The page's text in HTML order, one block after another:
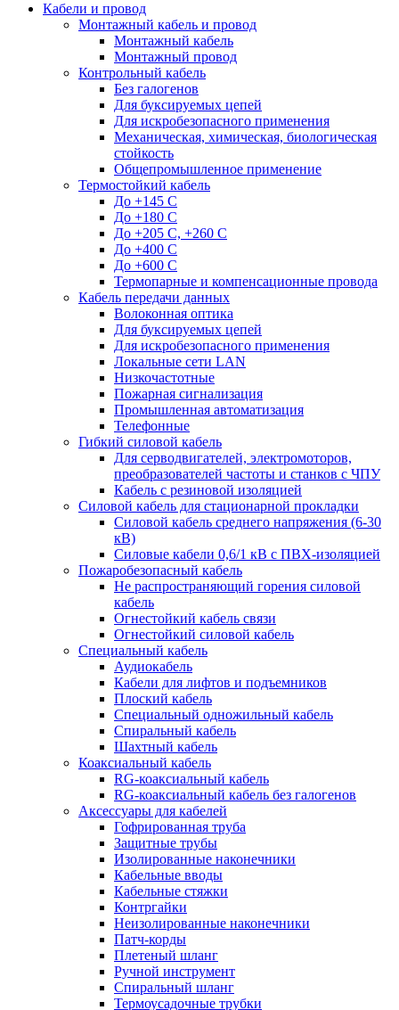
Кабели и провод
Монтажный кабель и провод
Монтажный кабель
Монтажный провод
Контрольный кабель
Без галогенов
Для буксируемых цепей
Для искробезопасного применения
Механическая, химическая, биологическая
стойкость
Общепромышленное применение
Термостойкий кабель
До +145 С
До +180 C
До +205 С, +260 С
До +400 C
До +600 С
Термопарные и компенсационные провода
Кабель передачи данных
Волоконная оптика
Для буксируемых цепей
Для искробезопасного применения
Локальные сети LAN
Низкочастотные
Пожарная сигнализация
Промышленная автоматизация
Телефонные
Гибкий силовой кабель
Для серводвигателей, электромоторов,
преобразователей частоты и станков с ЧПУ
Кабель с резиновой изоляцией
Силовой кабель для стационарной прокладки
Силовой кабель среднего напряжения (6-30
кВ)
Силовые кабели 0,6/1 кВ с ПВХ-изоляцией
Пожаробезопасный кабель
Не распространяющий горения силовой
кабель
Огнестойкий кабель связи
Огнестойкий силовой кабель
Специальный кабель
Аудиокабель
Кабели для лифтов и подъемников
Плоский кабель
Специальный одножильный кабель
Спиральный кабель
Шахтный кабель
Коаксиальный кабель
RG-коаксиальный кабель
RG-коаксиальный кабель без галогенов
Аксессуары для кабелей
Гофрированная труба
Защитные трубы
Изолированные наконечники
Кабельные вводы
Кабельные стяжки
Контргайки
Неизолированные наконечники
Патч-корды
Плетеный шланг
Ручной инструмент
Спиральный шланг
Термоусадочные трубки